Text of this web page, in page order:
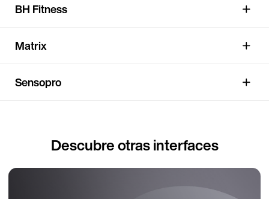
BH Fitness
Matrix
Sensopro
Descubre otras interfaces